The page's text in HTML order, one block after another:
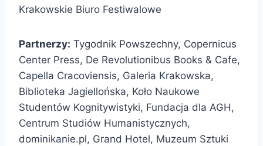
Krakowskie Biuro Festiwalowe
Partnerzy: Tygodnik Powszechny, Copernicus
Center Press, De Revolutionibus Books & Cafe,
Capella Cracoviensis, Galeria Krakowska,
Biblioteka Jagiellońska, Koło Naukowe
Studentów Kognitywistyki, Fundacja dla AGH,
Centrum Studiów Humanistycznych,
dominikanie.pl, Grand Hotel, Muzeum Sztuki